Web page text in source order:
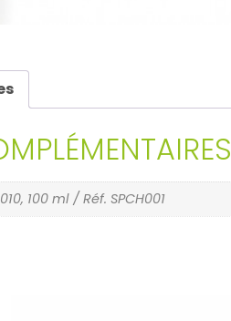
100 ml / Réf. SPCH001